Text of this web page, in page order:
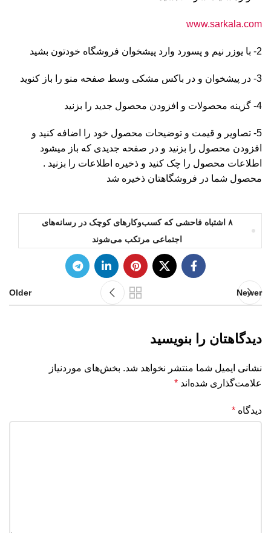
www.sarkala.com
2- با یوزر نیم و پسورد وارد پیشخوان فروشگاه خودتون بشید
3- در پیشخوان و در باکس مشکی وسط صفحه منو را باز کنوید
4- گزینه محصولات و افزودن محصول جدید را بزنید
5- تصاویر و قیمت و توضیحات محصول خود را اضافه کنید و
افزودن محصول را بزنید و در صفحه جدیدی که باز میشود
اطلاعات محصول را چک کنید و ذخیره اطلاعات را بزنید .
محصول شما در فروشگاهتان ذخیره شد
۸ اشتباه فاحشی که کسب‌وکارهای کوچک در رسانه‌های
اجتماعی مرتکب می‌شوند
Newer
Older
دیدگاهتان را بنویسید
نشانی ایمیل شما منتشر نخواهد شد. بخش‌های موردنیاز
علامت‌گذاری شده‌اند *
دیدگاه *